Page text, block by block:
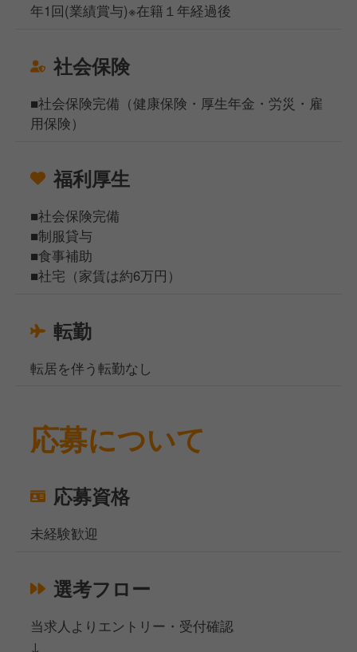
年1回(業績賞与)※在籍１年経過後
社会保険
■社会保険完備（健康保険・厚生年金・労災・雇
用保険）
福利厚生
■社会保険完備
■制服貸与
■食事補助
■社宅（家賃は約6万円）
転勤
転居を伴う転勤なし
応募について
応募資格
未経験歓迎
選考フロー
当求人よりエントリー・受付確認
↓